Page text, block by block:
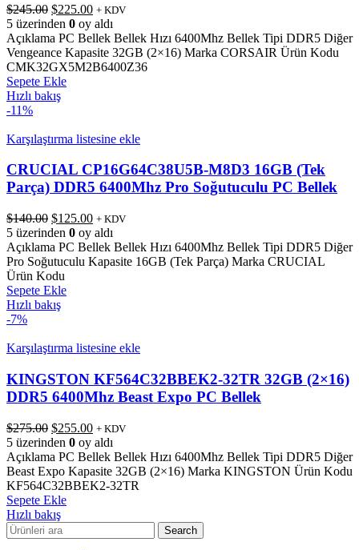
$245.00 Orijinal
fiyat:
$245.00.
$225.00Şu
andaki
fiyat:
$225.00.
+ KDV
5 üzerinden 0 oy aldı
Açıklama PC Bellek Bellek Hızı 6400Mhz Bellek Tipi DDR5 Diğer
Vengeance Kapasite 32GB (2×16) Marka CORSAIR Ürün Kodu
CMK32GX5M2B6400Z36
Sepete Ekle
Hızlı bakış
-11%
Karşılaştırma listesine ekle
CRUCIAL CP16G64C38U5B-M8D3 16GB (Tek
Parça) DDR5 6400Mhz Pro Soğutuculu PC Bellek
$140.00 Orijinal
fiyat:
$140.00.
$125.00Şu
andaki
fiyat:
$125.00.
+ KDV
5 üzerinden 0 oy aldı
Açıklama PC Bellek Bellek Hızı 6400Mhz Bellek Tipi DDR5 Diğer
Pro Soğutuculu Kapasite 16GB (Tek Parça) Marka CRUCIAL
Ürün Kodu
Sepete Ekle
Hızlı bakış
-7%
Karşılaştırma listesine ekle
KINGSTON KF564C32BBEK2-32TR 32GB (2×16)
DDR5 6400Mhz Beast Expo PC Bellek
$275.00 Orijinal
fiyat:
$275.00.
$255.00Şu
andaki
fiyat:
$255.00.
+ KDV
5 üzerinden 0 oy aldı
Açıklama PC Bellek Bellek Hızı 6400Mhz Bellek Tipi DDR5 Diğer
Beast Expo Kapasite 32GB (2×16) Marka KINGSTON Ürün Kodu
KF564C32BBEK2-32TR
Sepete Ekle
Hızlı bakış
Search